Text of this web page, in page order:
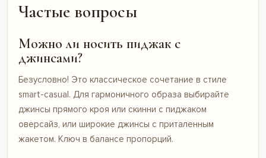
Частые вопросы
Можно ли носить пиджак с
джинсами?
Безусловно! Это классическое сочетание в стиле
smart-casual. Для гармоничного образа выбирайте
джинсы прямого кроя или скинни с пиджаком
оверсайз, или широкие джинсы с приталенным
жакетом. Ключ в балансе пропорций.